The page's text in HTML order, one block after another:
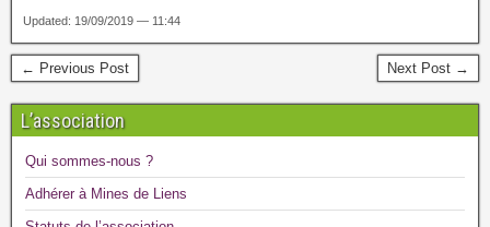
Updated: 19/09/2019 — 11:44
← Previous Post Next Post →
L’association
Qui sommes-nous ?
Adhérer à Mines de Liens